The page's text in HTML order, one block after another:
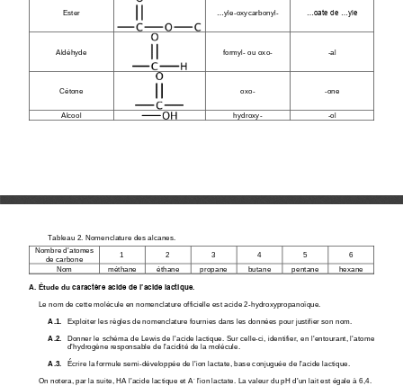
Ester ...yle-oxycarbonyl- ...oate de ...yle
Aldéhyde formyl- ou oxo- -al
Cétone oxo- -one
Alcool hydroxy- -ol
Tableau 2. Nomenclature des alcanes.
Nombre d’atomes
de carbone
1 2 3 4 5
6
Nom
méthane éthane propane butane pentane hexane
A. Étude du caractère acide de l’acide lactique.
Le nom de cette molécule en nomenclature officielle est acide 2-hydroxypropanoïque.
A.1.
Exploiter les règles de nomenclature fournies dans les données pour justifier son nom.
A.2.
Donner le schéma de Lewis de l’acide lactique. Sur celle-ci, identifier, en l’entourant, l’atome
d’hydrogène responsable de l’acidité de la molécule.
A.3.
Écrire la formule semi-développée de l’ion lactate, base conjuguée de l’acide lactique.
On notera, par la suite, HA l’acide lactique et A- l’ion lactate. La valeur du pH d’un lait est égale à 6,4.